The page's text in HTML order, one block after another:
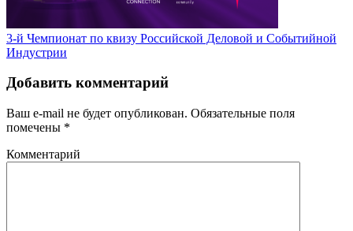
3-й Чемпионат по квизу Российской Деловой и Событийной
Индустрии
Добавить комментарий
Ваш e-mail не будет опубликован. Обязательные поля
помечены *
Комментарий